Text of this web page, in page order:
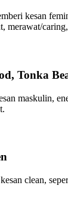
kesan
merawat/
Tonka
maskulin,
clean,